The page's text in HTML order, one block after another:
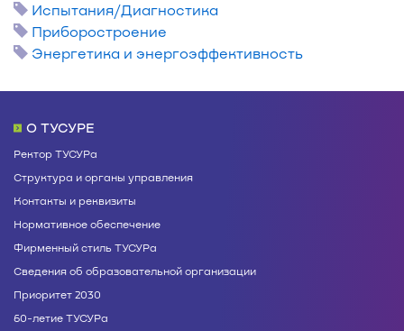
Испытания/Диагностика
Приборостроение
Энергетика и энергоэффективность
О ТУСУРЕ
Ректор ТУСУРа
Структура и органы управления
Контакты и реквизиты
Нормативное обеспечение
Фирменный стиль ТУСУРа
Сведения об образовательной организации
Приоритет 2030
60-летие ТУСУРа